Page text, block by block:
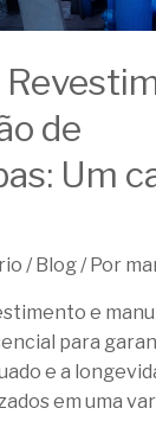
de
Um
/Blog/ Por
e
para
e a
em uma